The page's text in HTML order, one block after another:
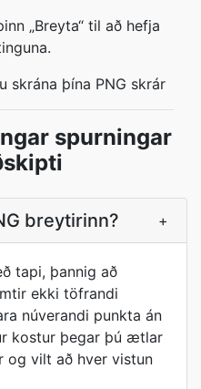
„Breyta“ til að hefja
skrána þína PNG skrár
spurningar
breytirinn? +
tapi, þannig að
ekki töfrandi
núverandi punkta án
kostur þegar þú ætlar
og vilt að hver vistun